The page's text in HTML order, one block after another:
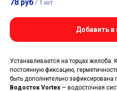
78 руб / 1 шт
Добавить в
Устанавливается на торцах желоба.
постоянную фиксацию,
быть дополнительно зафиксирована
Водосток Vortex — водосточная